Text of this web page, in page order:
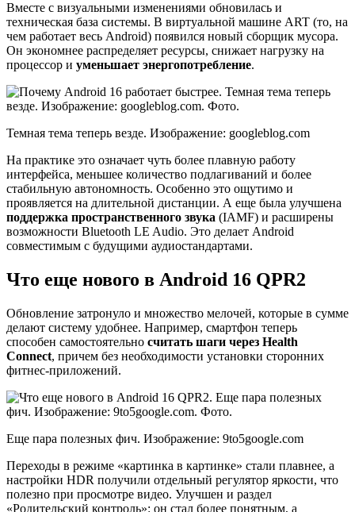
Вместе с визуальными изменениями обновилась и
техническая база системы. В виртуальной машине ART (то, на
чем работает весь Android) появился новый сборщик мусора.
Он экономнее распределяет ресурсы, снижает нагрузку на
процессор и уменьшает энергопотребление.
Темная тема теперь везде. Изображение: googleblog.com
На практике это означает чуть более плавную работу
интерфейса, меньшее количество подлагиваний и более
стабильную автономность. Особенно это ощутимо и
проявляется на длительной дистанции. А еще была улучшена
поддержка пространственного звука (IAMF) и расширены
возможности Bluetooth LE Audio. Это делает Android
совместимым с будущими аудиостандартами.
Что еще нового в Android 16 QPR2
Обновление затронуло и множество мелочей, которые в сумме
делают систему удобнее. Например, смартфон теперь
способен самостоятельно считать шаги через Health
Connect, причем без необходимости установки сторонних
фитнес-приложений.
Еще пара полезных фич. Изображение: 9to5google.com
Переходы в режиме «картинка в картинке» стали плавнее, а
настройки HDR получили отдельный регулятор яркости, что
полезно при просмотре видео. Улучшен и раздел
«Родительский контроль»: он стал более понятным, а